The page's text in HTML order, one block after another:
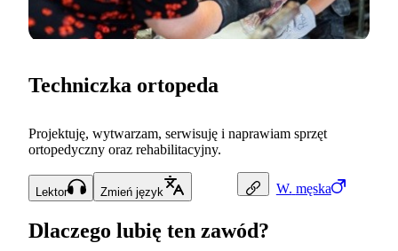
W. męska
Techniczka ortopeda
Projektuję, wytwarzam, serwisuję i naprawiam sprzęt
ortopedyczny oraz rehabilitacyjny.
Lektor Zmień język
Dlaczego lubię ten zawód?